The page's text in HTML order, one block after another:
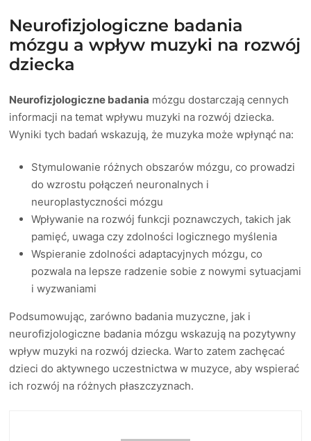
Neurofizjologiczne badania
mózgu a wpływ muzyki na rozwój
dziecka
Neurofizjologiczne badania mózgu dostarczają cennych
informacji na temat wpływu muzyki na rozwój dziecka.
Wyniki tych badań wskazują, że muzyka może wpłynąć na:
Stymulowanie różnych obszarów mózgu, co prowadzi
do wzrostu połączeń neuronalnych i
neuroplastyczności mózgu
Wpływanie na rozwój funkcji poznawczych, takich jak
pamięć, uwaga czy zdolności logicznego myślenia
Wspieranie zdolności adaptacyjnych mózgu, co
pozwala na lepsze radzenie sobie z nowymi sytuacjami
i wyzwaniami
Podsumowując, zarówno badania muzyczne, jak i
neurofizjologiczne badania mózgu wskazują na pozytywny
wpływ muzyki na rozwój dziecka. Warto zatem zachęcać
dzieci do aktywnego uczestnictwa w muzyce, aby wspierać
ich rozwój na różnych płaszczyznach.